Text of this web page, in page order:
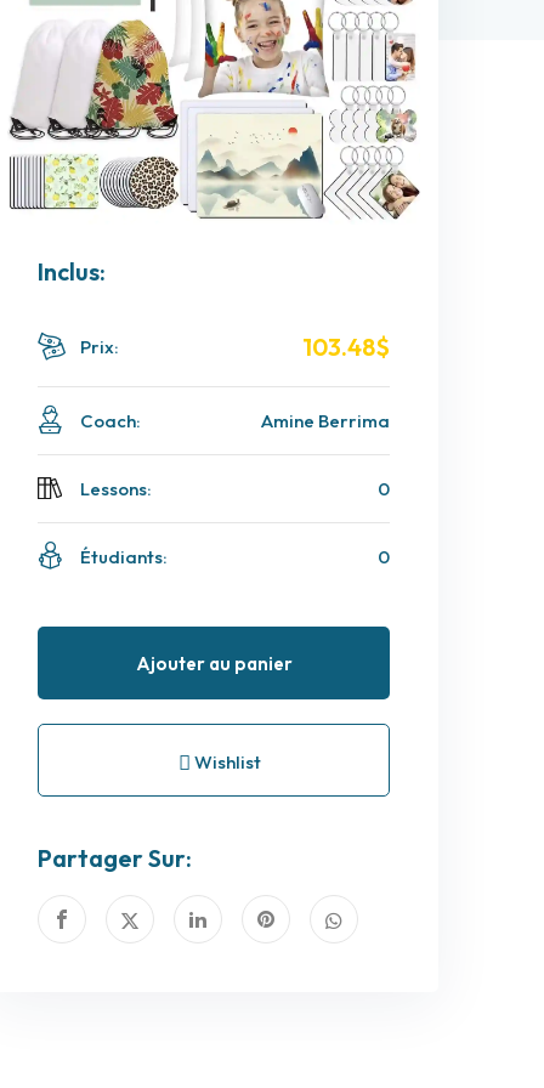
Inclus:
Prix: 103.48$
Coach: Amine Berrima
Lessons: 0
Étudiants: 0
Ajouter au panier
Wishlist
Partager Sur: